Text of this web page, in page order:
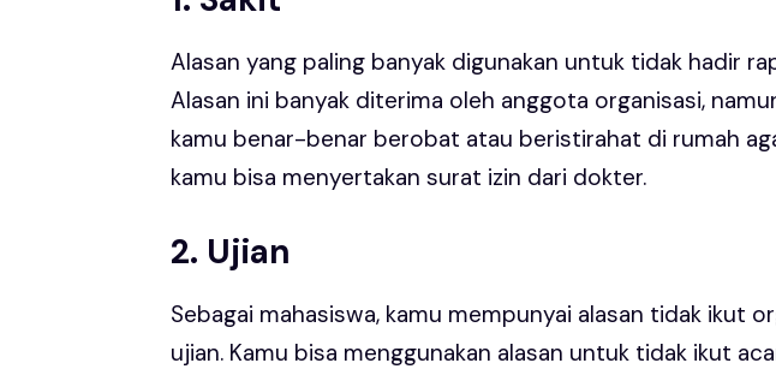
Alasan yang paling banyak digunakan untuk tidak hadir
Alasan ini banyak diterima oleh anggota organisasi,
kamu benar-benar berobat atau beristirahat di rumah
kamu bisa menyertakan surat izin dari dokter.
2. Ujian
Sebagai mahasiswa, kamu mempunyai alasan tidak ikut
ujian. Kamu bisa menggunakan alasan untuk tidak ikut